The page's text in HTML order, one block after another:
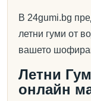
В 24gumi.bg
летни гуми от
вашето
Летни
онлайн